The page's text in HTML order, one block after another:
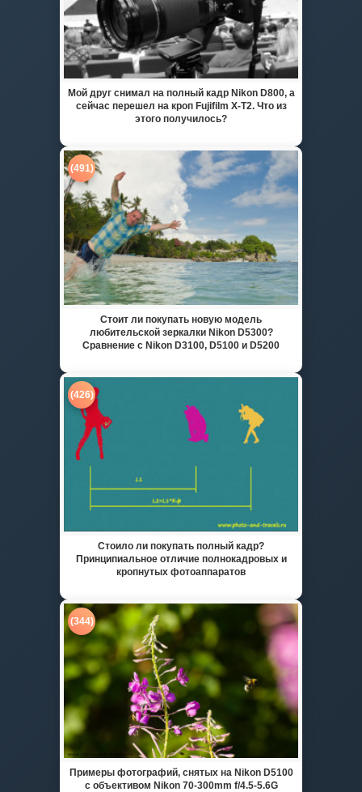
Мой друг снимал на полный кадр Nikon D800, а
сейчас перешел на кроп Fujifilm X-T2. Что из
этого получилось?
(491)
Стоит ли покупать новую модель
любительской зеркалки Nikon D5300?
Сравнение с Nikon D3100, D5100 и D5200
(426)
Стоило ли покупать полный кадр?
Принципиальное отличие полнокадровых и
кропнутых фотоаппаратов
(344)
Примеры фотографий, снятых на Nikon D5100
с объективом Nikon 70-300mm f/4.5-5.6G